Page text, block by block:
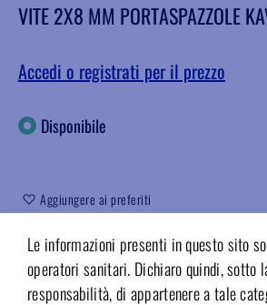
Le informazioni presenti in questo sito
operatori sanitari. Dichiaro quindi, sotto
responsabilità, di appartenere a tale
VITE 2X8 MM PORTASPAZZOLE
Accedi o registrati per il prezzo
Disponibile
Aggiungere ai preferiti
Codice:02409031